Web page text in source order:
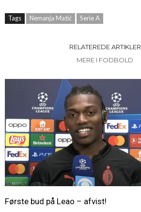
Tags Nemanja Matić Serie A
RELATEREDE ARTIKLER
MERE I FODBOLD
Første bud på Leao – afvist!